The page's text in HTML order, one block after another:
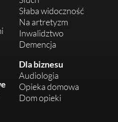
Słaba widoczność
Na artretyzm
Inwalidztwo
Demencja
Dla biznesu
Audiologia
Opieka domowa
Dom opieki